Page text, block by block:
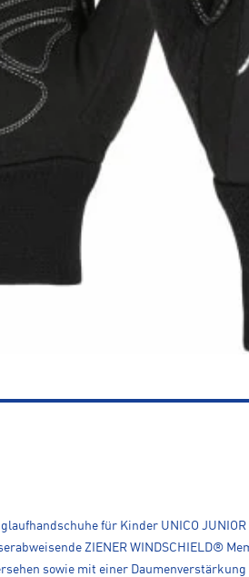
für Kinder UNICO
ZIENER WINDSCHIELD®
sowie mit einer